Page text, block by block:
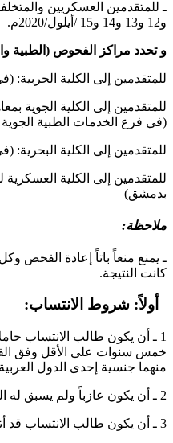
و12 و13 و14 و15 /أيلول/2020م.
و تحدد مراكز الفحوص (الطبية
للمتقدمين إلى الكلية الحربية:
للمتقدمين إلى الكلية الجوية
(في فرع الخدمات الطبية
للمتقدمين إلى الكلية البحرية:
للمتقدمين إلى الكلية العسكرية
بدمشق)
ملاحظة:
ـ يمنع منعاً باتاً إعادة الفحص
كانت النتيجة.
أولاً: شروط الانتساب:
1 ـ أن يكون طالب الانتساب
خمس سنوات على الأقل وفق
منهما جنسية إحدى الدول
2 ـ أن يكون عازباً ولم يسبق له الزواج.
3 ـ أن يكون طالب الانتساب قد أتم السابعة عشر من العمر.